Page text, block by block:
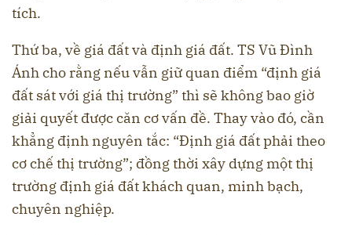
tích.
Thứ ba, về giá đất và định giá đất. TS Vũ Đình
Ánh cho rằng nếu vẫn giữ quan điểm “định giá
đất sát với giá thị trường” thì sẽ không bao giờ
giải quyết được căn cơ vấn đề. Thay vào đó, cần
khẳng định nguyên tắc: “Định giá đất phải theo
cơ chế thị trường”; đồng thời xây dựng một thị
trường định giá đất khách quan, minh bạch,
chuyên nghiệp.